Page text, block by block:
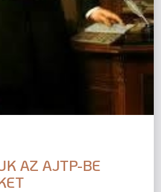
AZ AJTP-BE